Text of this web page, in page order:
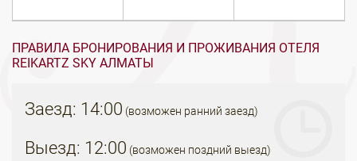
ПРАВИЛА БРОНИРОВАНИЯ И ПРОЖИВАНИЯ ОТЕЛЯ
REIKARTZ SKY АЛМАТЫ
Заезд: 14:00 (возможен ранний заезд)
Выезд: 12:00 (возможен поздний выезд)